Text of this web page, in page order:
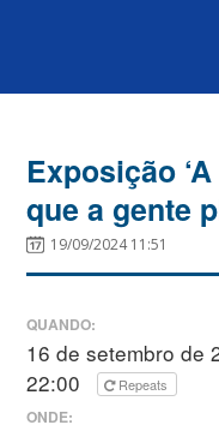
Exposição
que a gente
19/09/2024 11:51
QUANDO:
16 de setembro de
22:00
Repeats
ONDE: